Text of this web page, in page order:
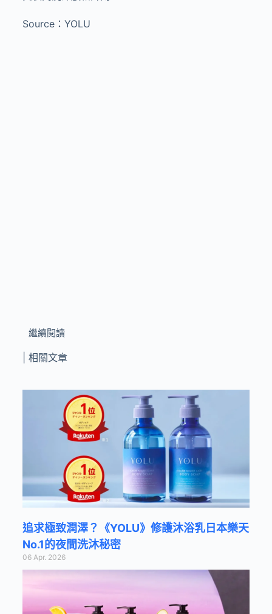
Source：YOLU
繼續閱讀
| 相關文章
追求極致潤澤？《YOLU》修護沐浴乳日本樂天
No.1的夜間洗沐秘密
06 Apr. 2026